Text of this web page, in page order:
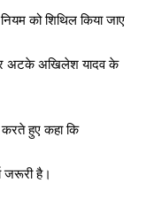
को शिथिल किया जाए
अटके अखिलेश यादव के
करते हुए कहा कि
जरूरी है।